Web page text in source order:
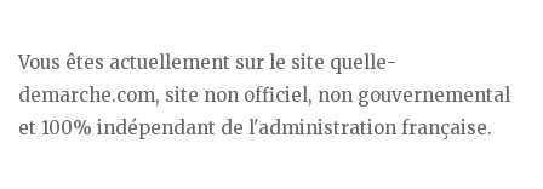
Vous êtes actuellement sur le site quelle-
demarche.com, site non officiel, non gouvernemental
et 100% indépendant de l'administration française.